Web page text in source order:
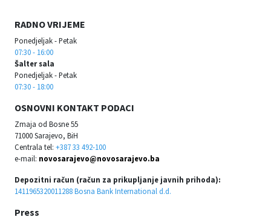
RADNO VRIJEME
Ponedjeljak - Petak
07:30 - 16:00
Šalter sala
Ponedjeljak - Petak
07:30 - 18:00
OSNOVNI KONTAKT PODACI
Zmaja od Bosne 55
71000 Sarajevo, BiH
Centrala tel: +387 33 492-100
e-mail: novosarajevo@novosarajevo.ba
Depozitni račun (račun za prikupljanje javnih prihoda):
1411965320011288 Bosna Bank International d.d.
Press